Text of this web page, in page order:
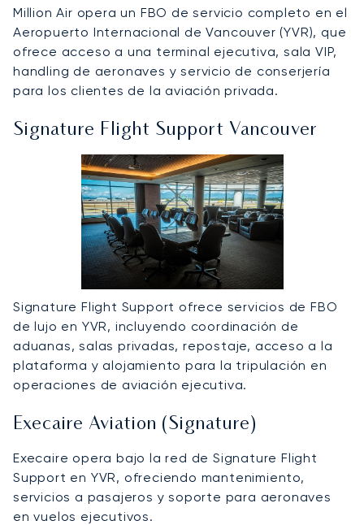
Million Air opera un FBO de servicio completo en el
Aeropuerto Internacional de Vancouver (YVR), que
ofrece acceso a una terminal ejecutiva, sala VIP,
handling de aeronaves y servicio de conserjería
para los clientes de la aviación privada.
Signature Flight Support Vancouver
Signature Flight Support ofrece servicios de FBO
de lujo en YVR, incluyendo coordinación de
aduanas, salas privadas, repostaje, acceso a la
plataforma y alojamiento para la tripulación en
operaciones de aviación ejecutiva.
Execaire Aviation (Signature)
Execaire opera bajo la red de Signature Flight
Support en YVR, ofreciendo mantenimiento,
servicios a pasajeros y soporte para aeronaves
en vuelos ejecutivos.